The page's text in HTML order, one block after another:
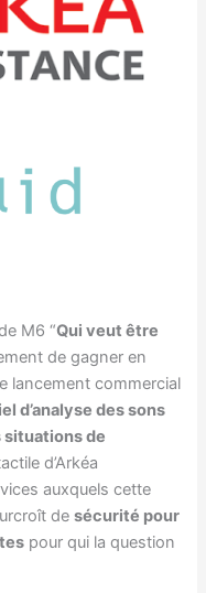
M6 “Qui veut être
de gagner en
lancement commercial
d’analyse des sons
situations de
d’Arkéa
auxquels cette
desécurité pour
pour qui la question